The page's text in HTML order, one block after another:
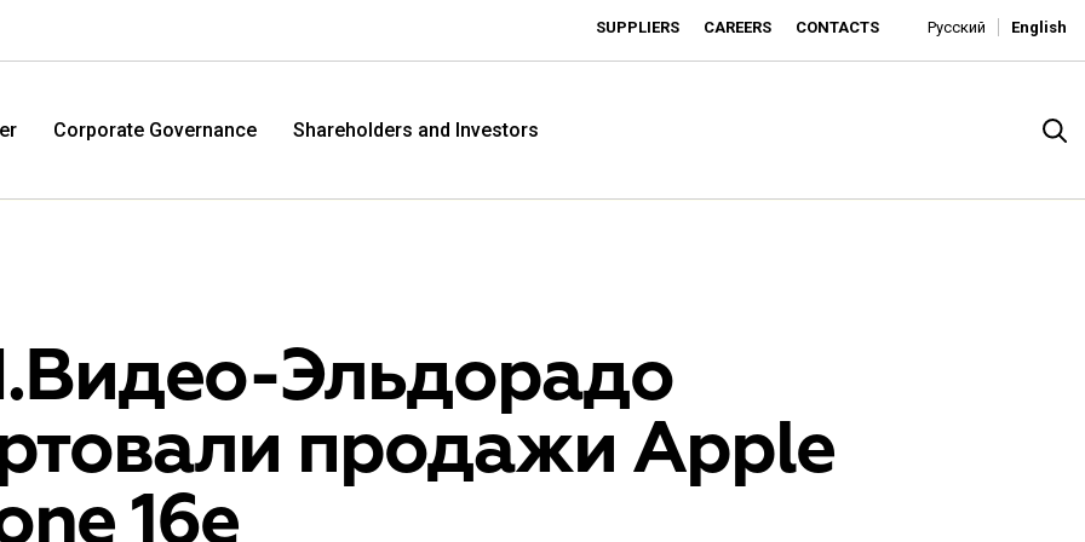
SUPPLIERS CAREERS CONTACTS Русский English
M.Video
M.Video is developing as a universal retailer in the
Corporate Governance Shareholders and Investors
Эльдорадо
продажи Apple
16e